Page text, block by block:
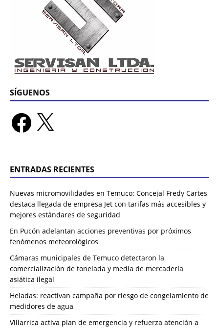
SÍGUENOS
ENTRADAS RECIENTES
Nuevas micromovilidades en Temuco: Concejal Fredy Cartes
destaca llegada de empresa Jet con tarifas más accesibles y
mejores estándares de seguridad
En Pucón adelantan acciones preventivas por próximos
fenómenos meteorológicos
Cámaras municipales de Temuco detectaron la
comercialización de tonelada y media de mercadería
asiática ilegal
Heladas: reactivan campaña por riesgo de congelamiento de
medidores de agua
Villarrica activa plan de emergencia y refuerza atención a